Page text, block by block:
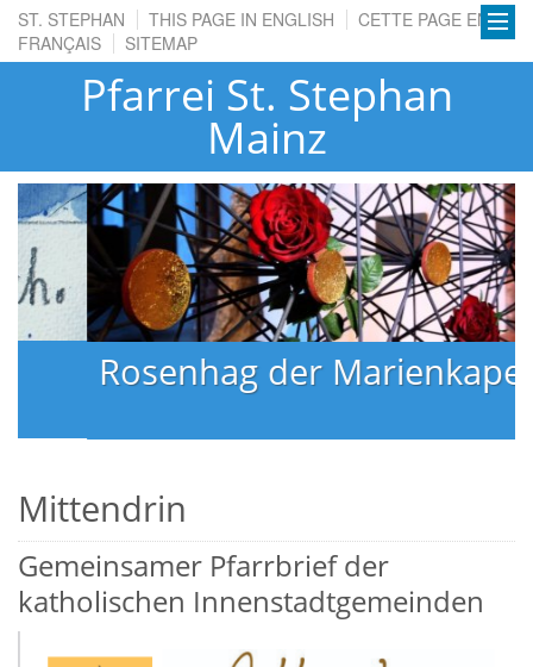
ST. STEPHAN THIS PAGE IN ENGLISH
CETTE PAGE EN
FRANÇAIS
SITEMAP
Pfarrei St. Stephan
Mainz
Rosenhag der Marienkapelle
Mittendrin
Gemeinsamer Pfarrbrief der
katholischen Innenstadtgemeinden